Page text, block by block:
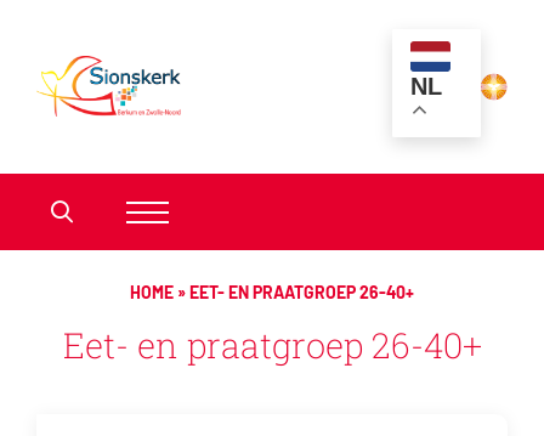
NL
HOME »EET- EN PRAATGROEP 26-40+
Eet- en praatgroep 26-40+